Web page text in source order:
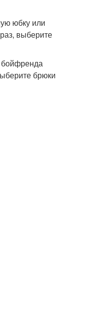
юбку или
выберите
бойфренда
брюки